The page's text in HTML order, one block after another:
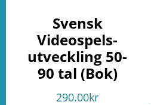
Svensk
Videospels-
utveckling 50-
90 tal (Bok)
290.00kr